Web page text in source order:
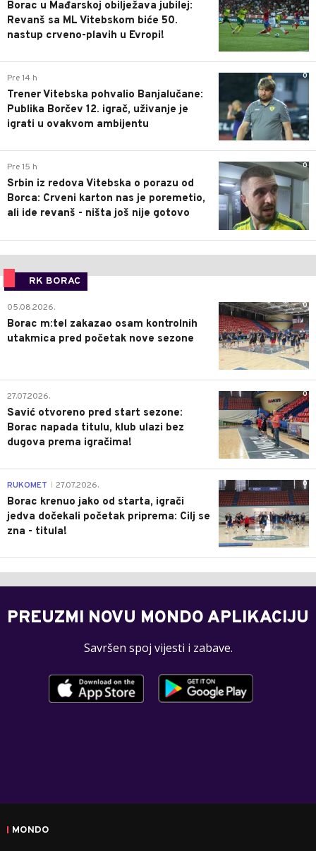
Borac u Mađarskoj obilježava jubilej:
Revanš sa ML Vitebskom biće 50.
nastup crveno-plavih u Evropi!
0
Pre 14 h
Trener Vitebska pohvalio Banjalučane:
Publika Borčev 12. igrač, uživanje je
igrati u ovakvom ambijentu
0
Pre 15 h
Srbin iz redova Vitebska o porazu od
Borca: Crveni karton nas je poremetio,
ali ide revanš - ništa još nije gotovo
RK BORAC
0
05.08.2026.
Borac m:tel zakazao osam kontrolnih
utakmica pred početak nove sezone
0
27.07.2026.
Savić otvoreno pred start sezone:
Borac napada titulu, klub ulazi bez
dugova prema igračima!
0
RUKOMET 27.07.2026.
Borac krenuo jako od starta, igrači
jedva dočekali početak priprema: Cilj se
zna - titula!
PREUZMI NOVU MONDO APLIKACIJU
Savršen spoj vijesti i zabave.
MONDO